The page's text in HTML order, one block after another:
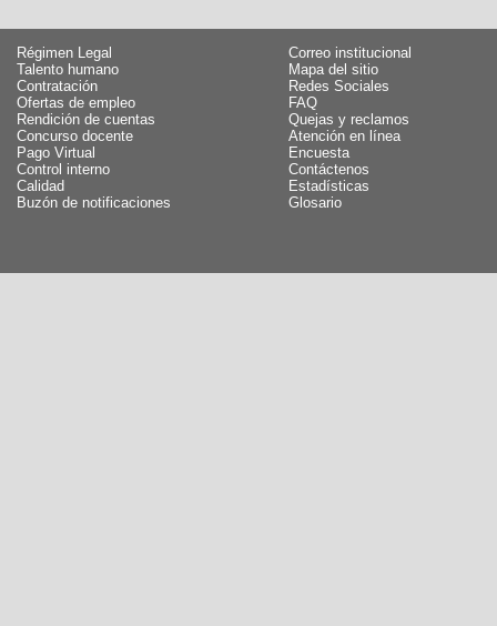
Régimen Legal
Talento humano
Contratación
Ofertas de empleo
Rendición de cuentas
Concurso docente
Pago Virtual
Control interno
Calidad
Buzón de notificaciones
Correo institucional
Mapa del sitio
Redes Sociales
FAQ
Quejas y reclamos
Atención en línea
Encuesta
Contáctenos
Estadísticas
Glosario